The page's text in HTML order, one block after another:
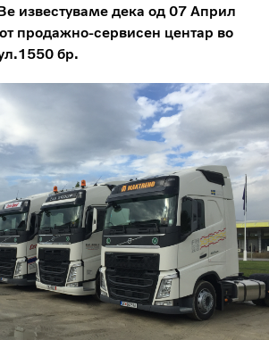
известуваме дека од 07 Април
продажно-сервисен центар во
бр.